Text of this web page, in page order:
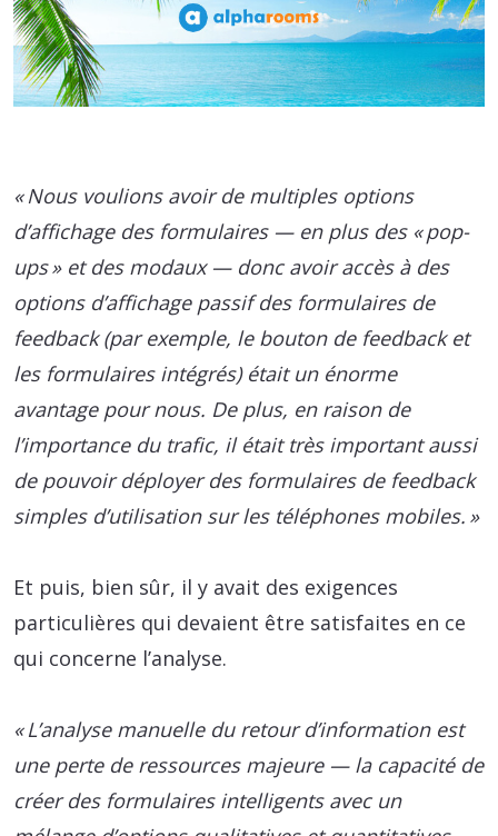
« Nous voulions avoir de multiples options
d’affichage des formulaires — en plus des « pop-
ups » et des modaux — donc avoir accès à des
options d’affichage passif des formulaires de
feedback (par exemple, le bouton de feedback et
les formulaires intégrés) était un énorme
avantage pour nous. De plus, en raison de
l’importance du trafic, il était très important aussi
de pouvoir déployer des formulaires de feedback
simples d’utilisation sur les téléphones mobiles. »
Et puis, bien sûr, il y avait des exigences
particulières qui devaient être satisfaites en ce
qui concerne l’analyse.
« L’analyse manuelle du retour d’information est
une perte de ressources majeure — la capacité de
créer des formulaires intelligents avec un